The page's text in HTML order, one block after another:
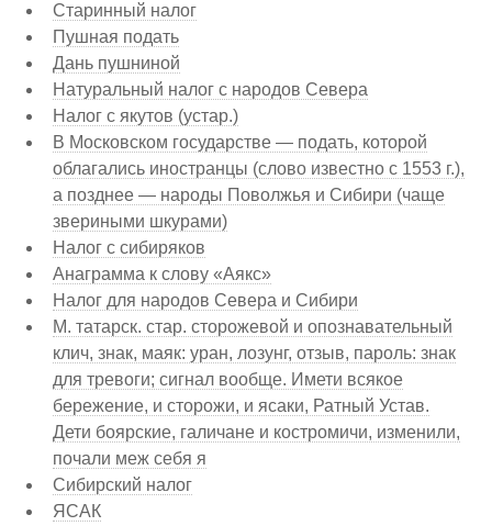
Старинный налог
Пушная подать
Дань пушниной
Натуральный налог с народов Севера
Налог с якутов (устар.)
В Московском государстве — подать, которой
облагались иностранцы (слово известно с 1553 г.),
а позднее — народы Поволжья и Сибири (чаще
звериными шкурами)
Налог с сибиряков
Анаграмма к слову «Аякс»
Налог для народов Севера и Сибири
М. татарск. стар. сторожевой и опознавательный
клич, знак, маяк: уран, лозунг, отзыв, пароль: знак
для тревоги; сигнал вообще. Имети всякое
бережение, и сторожи, и ясаки, Ратный Устав.
Дети боярские, галичане и костромичи, изменили,
почали меж себя я
Сибирский налог
ЯСАК